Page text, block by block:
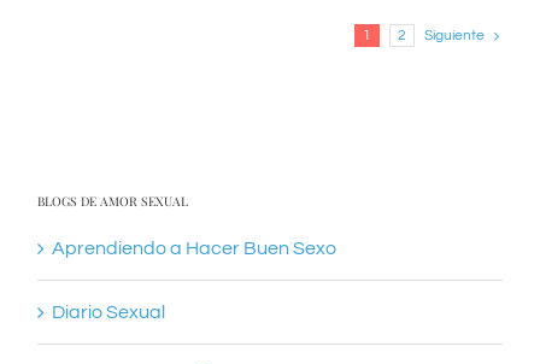
1 2 Siguiente
BLOGS DE AMOR SEXUAL
Aprendiendo a Hacer Buen Sexo
Diario Sexual